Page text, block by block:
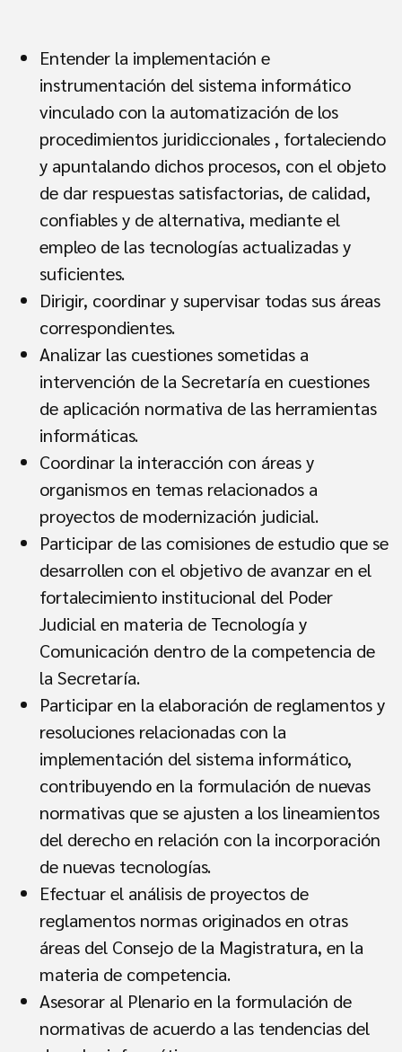
Entender la implementación e
instrumentación del sistema informático
vinculado con la automatización de los
procedimientos juridiccionales , fortaleciendo
y apuntalando dichos procesos, con el objeto
de dar respuestas satisfactorias, de calidad,
confiables y de alternativa, mediante el
empleo de las tecnologías actualizadas y
suficientes.
Dirigir, coordinar y supervisar todas sus áreas
correspondientes.
Analizar las cuestiones sometidas a
intervención de la Secretaría en cuestiones
de aplicación normativa de las herramientas
informáticas.
Coordinar la interacción con áreas y
organismos en temas relacionados a
proyectos de modernización judicial.
Participar de las comisiones de estudio que se
desarrollen con el objetivo de avanzar en el
fortalecimiento institucional del Poder
Judicial en materia de Tecnología y
Comunicación dentro de la competencia de
la Secretaría.
Participar en la elaboración de reglamentos y
resoluciones relacionadas con la
implementación del sistema informático,
contribuyendo en la formulación de nuevas
normativas que se ajusten a los lineamientos
del derecho en relación con la incorporación
de nuevas tecnologías.
Efectuar el análisis de proyectos de
reglamentos normas originados en otras
áreas del Consejo de la Magistratura, en la
materia de competencia.
Asesorar al Plenario en la formulación de
normativas de acuerdo a las tendencias del